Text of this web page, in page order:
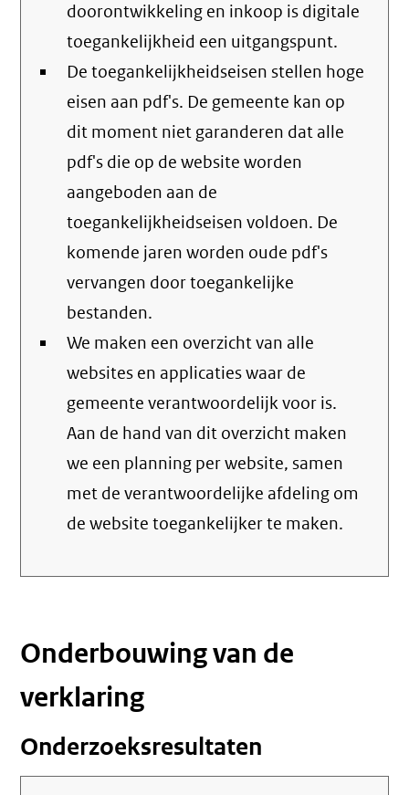
doorontwikkeling en inkoop is digitale
toegankelijkheid een uitgangspunt.
De toegankelijkheidseisen stellen hoge
eisen aan pdf's. De gemeente kan op
dit moment niet garanderen dat alle
pdf's die op de website worden
aangeboden aan de
toegankelijkheidseisen voldoen. De
komende jaren worden oude pdf's
vervangen door toegankelijke
bestanden.
We maken een overzicht van alle
websites en applicaties waar de
gemeente verantwoordelijk voor is.
Aan de hand van dit overzicht maken
we een planning per website, samen
met de verantwoordelijke afdeling om
de website toegankelijker te maken.
Onderbouwing van de
verklaring
Onderzoeksresultaten